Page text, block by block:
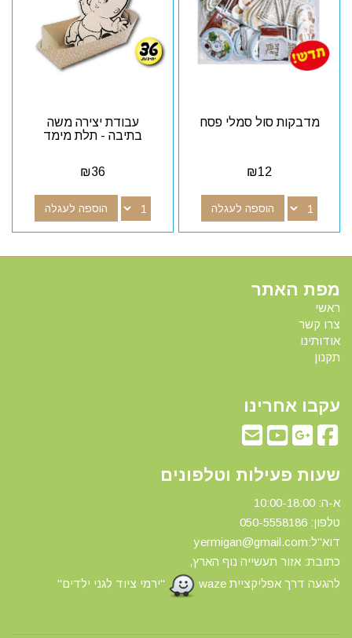
מדבקות סול סמלי פסח
₪12
הוספה לעגלה
עבודת יצירה משה
בתיבה - תלת מימד
₪36
הוספה לעגלה
מפת האתר
ראשי
צרו קשר
אודותינו
תקנון
עקבו אחרינו
שעות פעילות וטלפונים
א-ה: 10:00-18:00
טלפון: 0 50-5558186
דוא"ל:yermigan@gmail.com
כתובת: אזור תעשייה נוף הארץ,
להגעה דרך אפליקציית waze
"ירמי ציוד לגני ילדים"